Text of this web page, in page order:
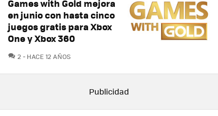
Games with Gold mejora
en junio con hasta cinco
juegos gratis para Xbox
One y Xbox 360
2 COMENTARIOS
HACE 12 AÑOS